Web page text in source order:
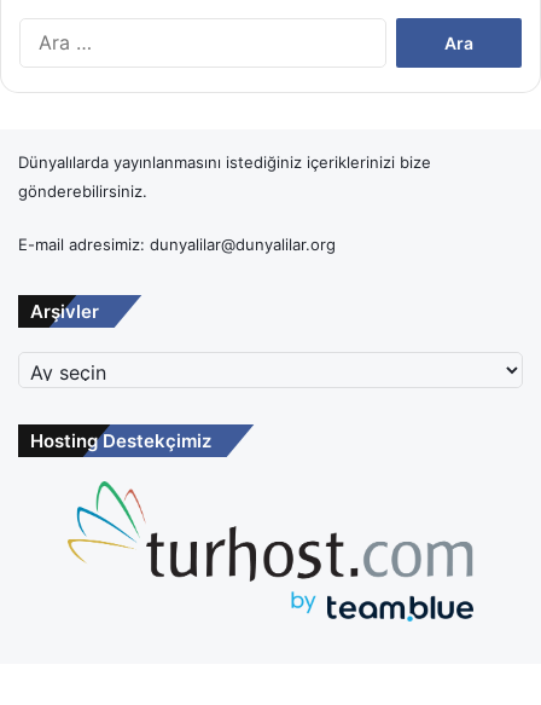
Dünyalılarda yayınlanmasını istediğiniz içeriklerinizi bize
gönderebilirsiniz.
E-mail adresimiz: dunyalilar@dunyalilar.org
Arşivler Arşivler
Hosting Destekçimiz